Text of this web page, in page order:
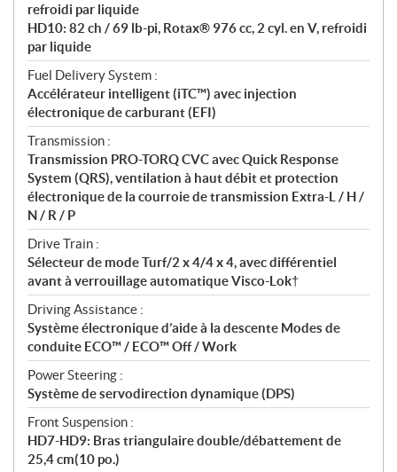
refroidi par liquide
HD10: 82 ch / 69 lb-pi, Rotax® 976 cc, 2 cyl. en V, refroidi
par liquide
Fuel Delivery System :
Accélérateur intelligent (iTC™) avec injection
électronique de carburant (EFI)
Transmission :
Transmission PRO-TORQ CVC avec Quick Response
System (QRS), ventilation à haut débit et protection
électronique de la courroie de transmission Extra-L / H /
N / R / P
Drive Train :
Sélecteur de mode Turf/2 x 4/4 x 4, avec différentiel
avant à verrouillage automatique Visco-Lok†
Driving Assistance :
Système électronique d’aide à la descente Modes de
conduite ECO™ / ECO™ Off / Work
Power Steering :
Système de servodirection dynamique (DPS)
Front Suspension :
HD7-HD9: Bras triangulaire double/débattement de
25,4 cm(10 po.)